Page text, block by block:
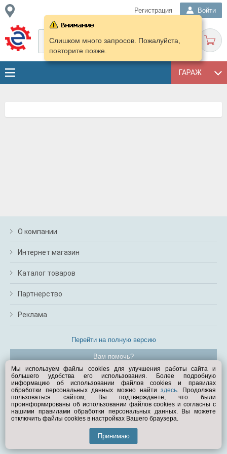
Регистрация Войти
ГАРАЖ
Слишком много запросов. Пожалуйста,
повторите позже.
О компании
Интернет магазин
Каталог товаров
Партнерство
Реклама
Перейти на полную версию
Вам помочь?
© Exist.ru 1998—2026
Мы используем файлы cookies для улучшения работы сайта и
большего удобства его использования. Более подробную
информацию об использовании файлов cookies и правилах
обработки персональных данных можно найтиздесь. Продолжая
пользоваться сайтом, Вы подтверждаете, что были
проинформированы об использовании файлов cookies и согласны с
нашими правилами обработки персональных данных. Вы можете
отключить файлы cookies в настройках Вашего браузера.
Принимаю